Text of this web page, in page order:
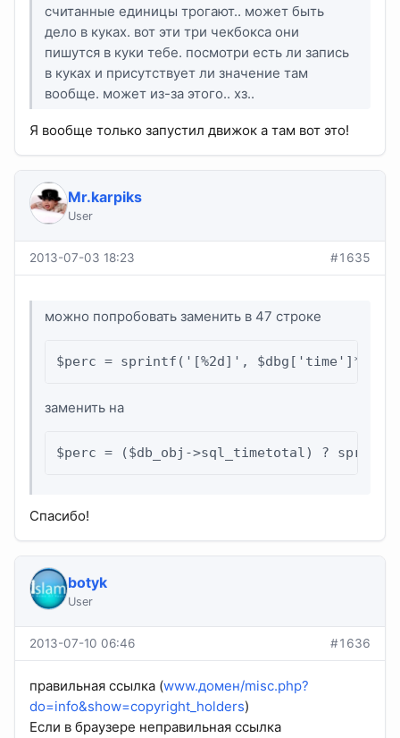
считанные единицы трогают.. может быть
дело в куках. вот эти три чекбокса они
пишутся в куки тебе. посмотри есть ли запись
в куках и присутствует ли значение там
вообще. может из-за этого.. хз..
Я вообще только запустил движок а там вот это!
Mr.karpiks
User
2013-07-03 18:23 #1635
можно попробовать заменить в 47 строке
$perc = sprintf('[%2d]', $dbg['time']*100/
заменить на
$perc = ($db_obj->sql_timetotal) ?
Спасибо!
botyk
User
2013-07-10 06:46 #1636
правильная ссылка (www.домен/misc.php?
do=info&show=copyright_holders)
Если в браузере неправильная ссылка